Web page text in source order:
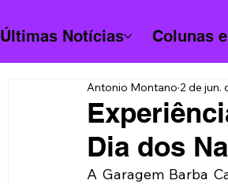
Últimas Notícias Colunas
Dia dos
Antonio Montano 2 de jun.
A Garagem Barba